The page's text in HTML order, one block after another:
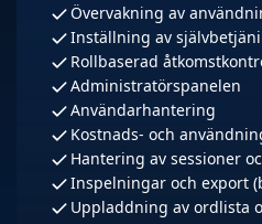
Övervakning av
Inställning av
Rollbaserad
Administratörspanelen
Användarhantering
Kostnads- och
Hantering av sessioner
Inspelningar och export
Uppladdning av ordlista